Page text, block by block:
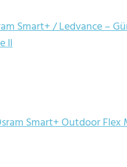
Smart+ / Ledvance –
II
Smart+ Outdoor Flex